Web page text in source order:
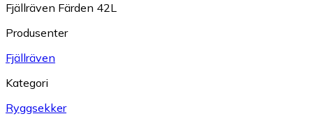
Fjällräven Färden 42L
Produsenter
Fjällräven
Kategori
Ryggsekker